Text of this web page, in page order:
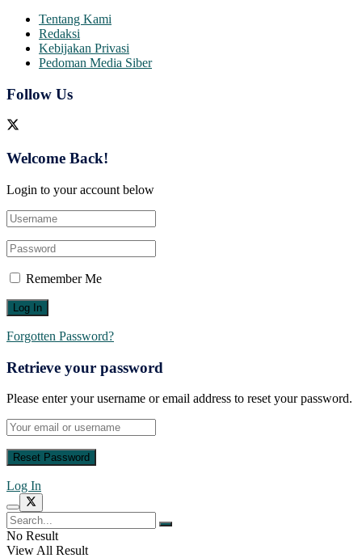
Tentang Kami
Redaksi
Kebijakan Privasi
Pedoman Media Siber
Follow Us
Welcome Back!
Login to your account below
Remember Me
Forgotten Password?
Retrieve your password
Please enter your username or email address to reset your password.
Log In
No Result
View All Result